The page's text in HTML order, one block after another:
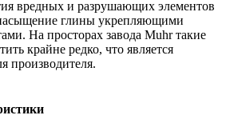
вредных и разрушающих элементов
насыщение глины укрепляющими
На просторах завода Muhr такие
крайне редко, что является
производителя.